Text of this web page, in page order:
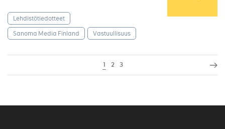
Lehdistötiedotteet
Sanoma Media Finland
Vastuullisuus
1 2 3